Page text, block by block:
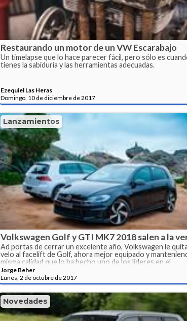
Restaurando un motor de un VW Escarabajo
Un timelapse que lo hace parecer fácil, pero sólo es
tienes la sabiduría y las herramientas adecuadas.
Ezequiel Las Heras
Domingo, 10 de diciembre de 2017
Lanzamientos
Volkswagen Golf y GTI MK7 2018 salen a la
Ad portas de cerrar un excelente año, Volkswagen le
velo al facelift de Golf, ahora mejor equipado y
misma calidad que lo ha hecho uno de los líderes en el
segmento. El GTi también se renueva, ganando tecnología
Hp extra, sin aumentar el precio.
Jorge Beher
Lunes, 2 de octubre de 2017
Novedades